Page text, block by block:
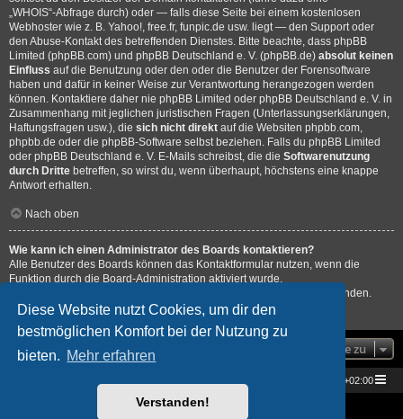
Diese Website nutzt Cookies, um dir den
bestmöglichen Komfort bei der Nutzung zu
bieten. Mehr erfahren
Verstanden!
„WHOIS“-Abfrage durch) oder — falls diese Seite bei einem kostenlosen
Webhoster wie z. B. Yahoo!, free.fr, funpic.de usw. liegt — den Support oder
den Abuse-Kontakt des betreffenden Dienstes. Bitte beachte, dass phpBB
Limited (phpBB.com) und phpBB Deutschland e. V. (phpBB.de) absolut keinen
Einfluss auf die Benutzung oder den oder die Benutzer der Forensoftware
haben und dafür in keiner Weise zur Verantwortung herangezogen werden
können. Kontaktiere daher nie phpBB Limited oder phpBB Deutschland e. V. in
Zusammenhang mit jeglichen juristischen Fragen (Unterlassungserklärungen,
Haftungsfragen usw.), die sich nicht direkt auf die Websiten phpbb.com,
phpbb.de oder die phpBB-Software selbst beziehen. Falls du phpBB Limited
oder phpBB Deutschland e. V. E-Mails schreibst, die die Softwarenutzung
durch Dritte betreffen, so wirst du, wenn überhaupt, höchstens eine knappe
Antwort erhalten.
Nach oben
Wie kann ich einen Administrator des Boards kontaktieren?
Alle Benutzer des Boards können das Kontaktformular nutzen, wenn die
Funktion durch die Board-Administration aktiviert wurde.
Mitglieder des Boards können zusätzlich den Link „Das Team“ verwenden.
Gehe zu
UTC+02:00
Powered byphpBB® Forum Software © phpBB Limited